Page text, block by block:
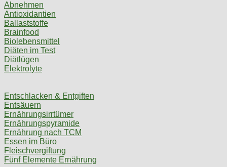
Abnehmen
Antioxidantien
Ballaststoffe
Brainfood
Biolebensmittel
Diäten im Test
Diätlügen
Elektrolyte
Entschlacken & Entgiften
Entsäuern
Ernährungsirrtümer
Ernährungspyramide
Ernährung nach TCM
Essen im Büro
Fleischvergiftung
Fünf Elemente Ernährung